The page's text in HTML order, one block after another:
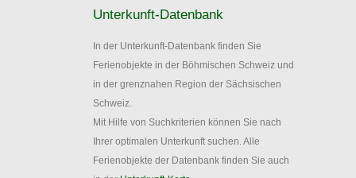
Unterkunft-Datenbank
In der Unterkunft-Datenbank finden Sie
Ferienobjekte in der Böhmischen Schweiz und
in der grenznahen Region der Sächsischen
Schweiz.
Mit Hilfe von Suchkriterien können Sie nach
Ihrer optimalen Unterkunft suchen. Alle
Ferienobjekte der Datenbank finden Sie auch